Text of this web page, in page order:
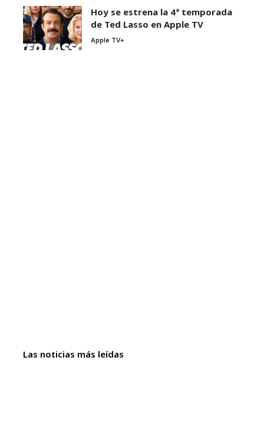
Hoy se estrena la 4ª temporada
de Ted Lasso en Apple TV
Apple TV+
Las noticias más leídas